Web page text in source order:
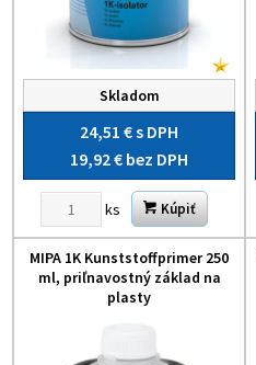
Skladom
24,51 €s DPH
19,92 € bez DPH
ks Kúpiť
MIPA 1K Kunststoffprimer 250
ml, priľnavostný základ na
plasty